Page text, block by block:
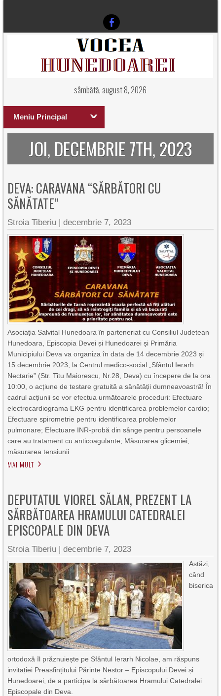
sâmbătă, august 8, 2026
Meniu Principal
JOI, DECEMBRIE 7TH, 2023
DEVA: CARAVANA “SĂRBĂTORI CU
SĂNĂTATE”
Stroia Tiberiu |decembrie 7, 2023
Asociația Salvital Hunedoara în parteneriat cu Consiliul Judetean
Hunedoara, Episcopia Devei și Hunedoarei și Primăria
Municipiului Deva va organiza în data de 14 decembrie 2023 și
15 decembrie 2023, la Centrul medico-social „Sfântul Ierarh
Nectarie” (Str. Titu Maiorescu, Nr.28, Deva) cu începere de la ora
10:00, o acțiune de testare gratuită a sănătății dumneavoastră! În
cadrul acțiunii se vor efectua următoarele proceduri: Efectuare
electrocardiograma EKG pentru identificarea problemelor cardio;
Efectuare spirometrie pentru identificarea problemelor
pulmonare; Efectuare INR-probă din sânge pentru persoanele
care au tratament cu anticoagulante; Măsurarea glicemiei,
măsurarea tensiunii
MAI MULT
DEPUTATUL VIOREL SĂLAN, PREZENT LA
SĂRBĂTOAREA HRAMULUI CATEDRALEI
EPISCOPALE DIN DEVA
Stroia Tiberiu |decembrie 7, 2023
Astăzi,
când
biserica
ortodoxă îl prăznuiește pe Sfântul Ierarh Nicolae, am răspuns
invitației Preasfințitului Părinte Nestor – Episcopului Devei și
Hunedoarei, de a participa la sărbătoarea Hramului Catedralei
Episcopale din Deva.